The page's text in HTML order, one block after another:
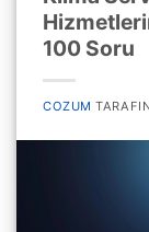
100 Soru
COZUM